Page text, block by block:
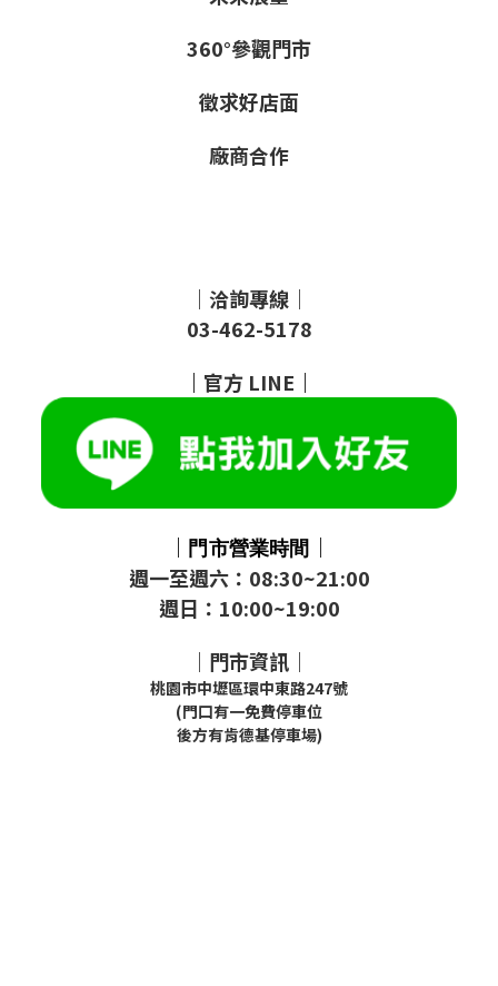
360°參觀門市
徵求好店面
廠商合作
｜洽詢專線｜
03-462-5178
｜ 官方 LINE ｜
｜ 門市營業時間 ｜
週一至週六：08:30~21:00
週日：10:00~19:00
｜門市資訊｜
桃園市中壢區環中東路247號
(門口有一免費停車位
後方有肯德基停車場)